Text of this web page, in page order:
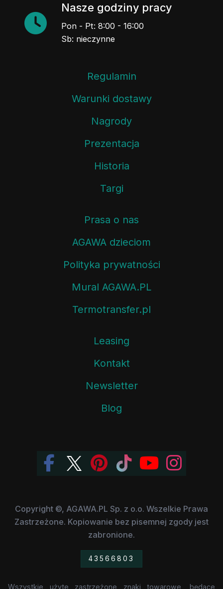
Nasze godziny pracy
Pon - Pt: 8:00 - 16:00
Sb: nieczynne
Regulamin
Warunki dostawy
Nagrody
Prezentacja
Historia
Targi
Prasa o nas
AGAWA dzieciom
Polityka prywatności
Mural AGAWA.PL
Termotransfer.pl
Leasing
Kontakt
Newsletter
Blog
Copyright ©, AGAWA.PL Sp. z o.o. Wszelkie Prawa
Zastrzeżone. Kopiowanie bez pisemnej zgody jest
zabronione.
43566803
Wszystkie użyte zastrzeżone znaki towarowe, będące